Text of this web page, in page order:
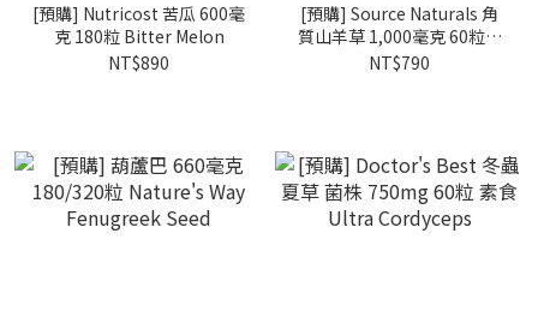
[預購] Nutricost 苦瓜 600毫
克 180粒 Bitter Melon
NT$890
[預購] Source Naturals 角
質山羊草 1,000毫克 60粒錠
劑 Horny Goat Weed
NT$790